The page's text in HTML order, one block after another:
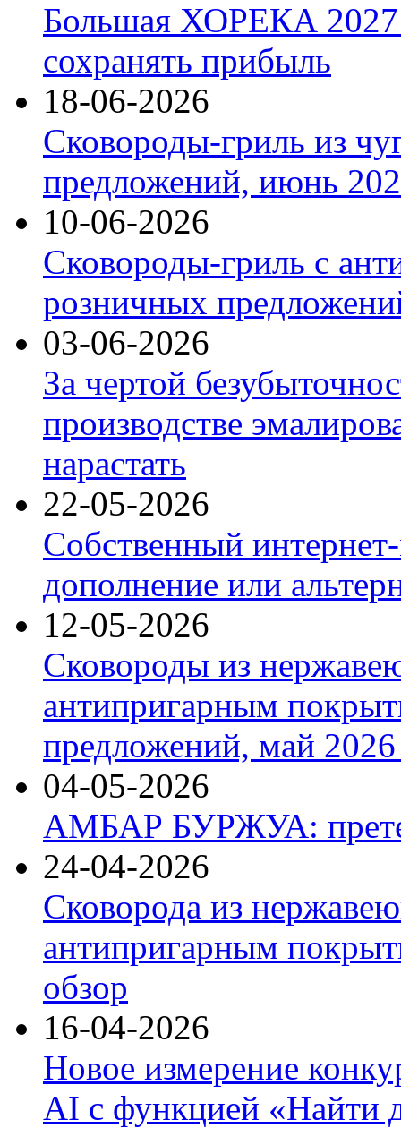
Большая ХОРЕКА 2027:
сохранять прибыль
18-06-2026
Сковороды-гриль из
предложений, июнь
10-06-2026
Сковороды-гриль с
розничных
03-06-2026
За чертой
производстве
нарастать
22-05-2026
Собственный
дополнение или
12-05-2026
Сковороды из
антипригарным
предложений, май 2026
04-05-2026
АМБАР БУРЖУА:
24-04-2026
Сковорода из
антипригарным
обзор
16-04-2026
Новое измерение
AI с функцией «Найти